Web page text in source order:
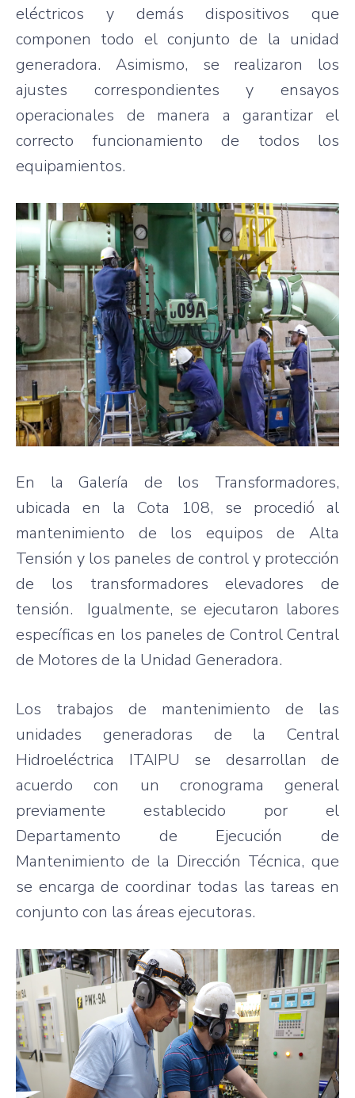
eléctricos y demás dispositivos que
componen todo el conjunto de la unidad
generadora. Asimismo, se realizaron los
ajustes correspondientes y ensayos
operacionales de manera a garantizar el
correcto funcionamiento de todos los
equipamientos.
En la Galería de los Transformadores,
ubicada en la Cota 108, se procedió al
mantenimiento de los equipos de Alta
Tensión y los paneles de control y protección
de los transformadores elevadores de
tensión. Igualmente, se ejecutaron labores
específicas en los paneles de Control Central
de Motores de la Unidad Generadora.
Los trabajos de mantenimiento de las
unidades generadoras de la Central
Hidroeléctrica ITAIPU se desarrollan de
acuerdo con un cronograma general
previamente establecido por el
Departamento de Ejecución de
Mantenimiento de la Dirección Técnica, que
se encarga de coordinar todas las tareas en
conjunto con las áreas ejecutoras.